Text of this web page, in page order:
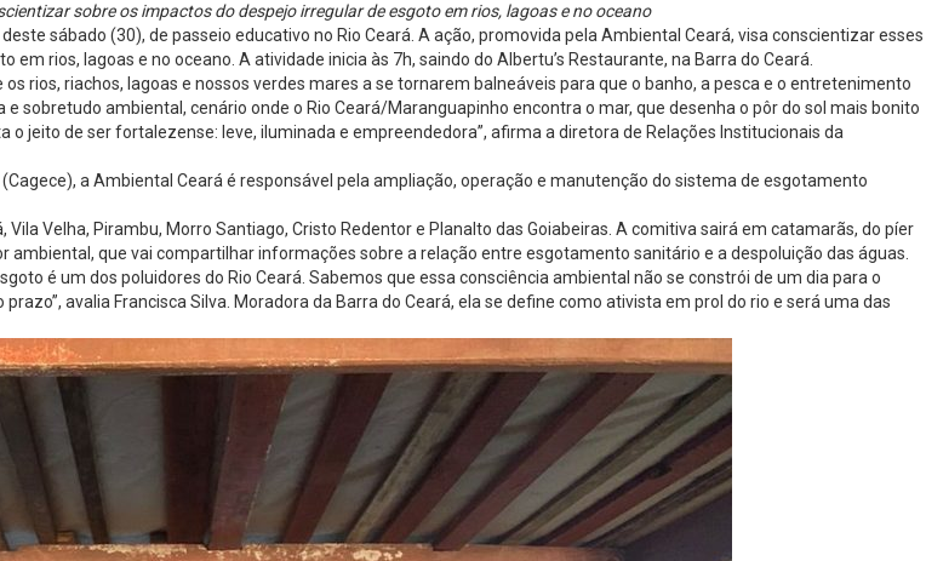
sobre os impactos do despejo irregular de esgoto em rios, lagoas e no oceano
sábado (30), de passeio educativo no Rio Ceará. A ação, promovida pela Ambiental Ceará, visa conscientizar esses
rios, lagoas e no oceano. A atividade inicia às 7h, saindo do Albertu’s Restaurante, na Barra do Ceará.
rios, riachos, lagoas e nossos verdes mares a se tornarem balneáveis para que o banho, a pesca e o entretenimento
sobretudo ambiental, cenário onde o Rio Ceará/Maranguapinho encontra o mar, que desenha o pôr do sol mais bonito
jeito de ser fortalezense: leve, iluminada e empreendedora”, afirma a diretora de Relações Institucionais da
a Ambiental Ceará é responsável pela ampliação, operação e manutenção do sistema de esgotamento
Velha, Pirambu, Morro Santiago, Cristo Redentor e Planalto das Goiabeiras. A comitiva sairá em catamarãs, do píer
que vai compartilhar informações sobre a relação entre esgotamento sanitário e a despoluição das águas.
é um dos poluidores do Rio Ceará. Sabemos que essa consciência ambiental não se constrói de um dia para o
avalia Francisca Silva. Moradora da Barra do Ceará, ela se define como ativista em prol do rio e será uma das